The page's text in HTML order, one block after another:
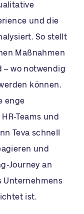
und die
So stellt
Maßnahmen
wo notwendig
können.
enge
Teams und
Teva schnell
und
Journey an
Unternehmens
ist.